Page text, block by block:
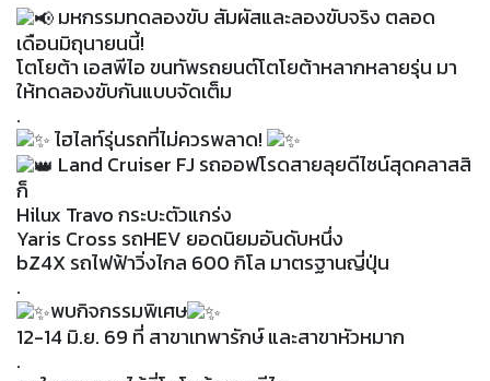
มหกรรมทดลองขับ สัมผัสและลองขับจริง ตลอด
เดือนมิถุนายนนี้!
โตโยต้า เอสพีไอ ขนทัพรถยนต์โตโยต้าหลากหลายรุ่น มา
ให้ทดลองขับกันแบบจัดเต็ม
.
ไฮไลท์รุ่นรถที่ไม่ควรพลาด!
Land Cruiser FJ รถออฟโรดสายลุยดีไซน์สุดคลาสสิ
ก็
Hilux Travo กระบะตัวแกร่ง
Yaris Cross รถHEV ยอดนิยมอันดับหนึ่ง
bZ4X รถไฟฟ้าวิ่งไกล 600 กิโล มาตรฐานญี่ปุ่น
.
พบกิจกรรมพิเศษ
12-14 มิ.ย. 69 ที่ สาขาเทพารักษ์ และสาขาหัวหมาก
.